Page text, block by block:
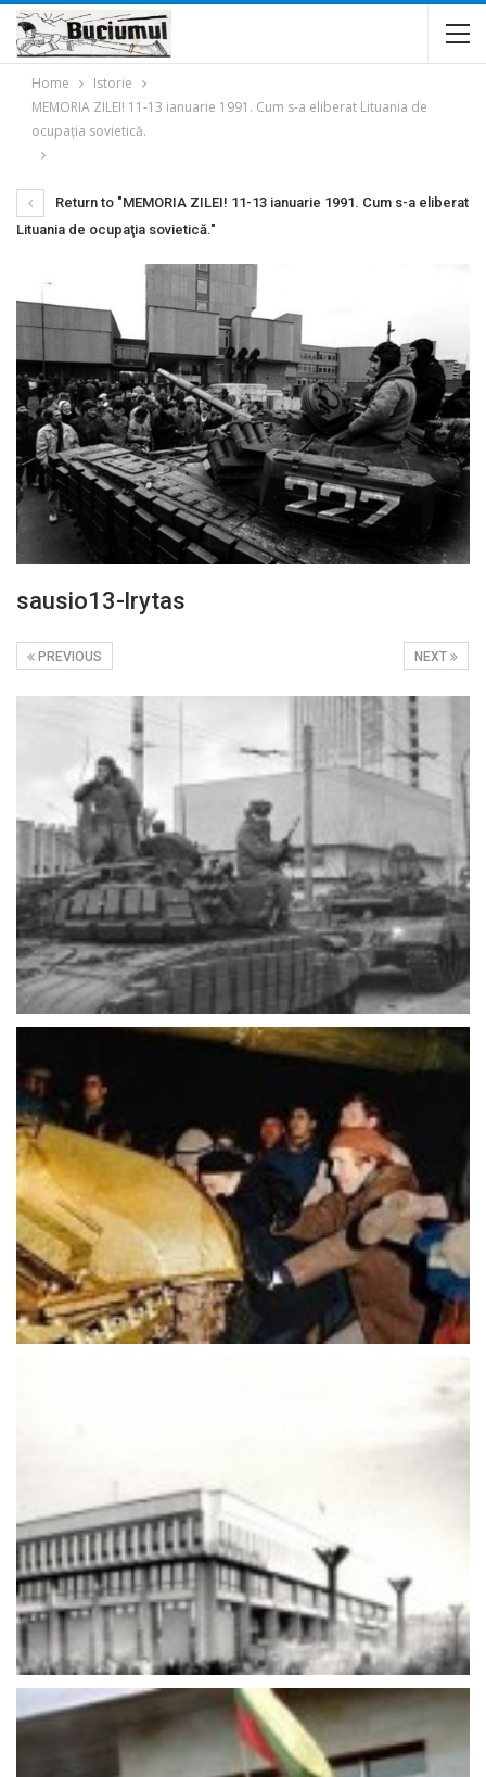
Home
Istorie
MEMORIA ZILEI! 11-13 ianuarie 1991. Cum s-a eliberat Lituania de
ocupaţia sovietică.
Return to "MEMORIA ZILEI! 11-13 ianuarie 1991. Cum s-a eliberat
Lituania de ocupaţia sovietică."
sausio13-lrytas
NEXT
PREVIOUS